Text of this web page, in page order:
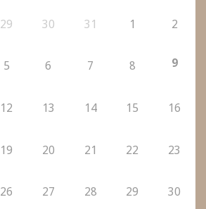
29 30 31 1 2
5 6 7 8 9
12 13 14 15 16
19 20 21 22 23
26 27 28 29 30